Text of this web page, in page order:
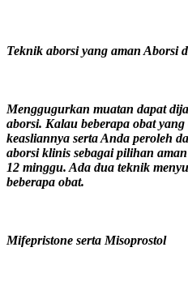
Teknik aborsi yang aman Aborsi
Menggugurkan muatan dapat
aborsi. Kalau beberapa obat
keasliannya serta Anda peroleh
aborsi klinis sebagai pilihan
12 minggu. Ada dua teknik
beberapa obat.
Mifepristone serta Misoprostol